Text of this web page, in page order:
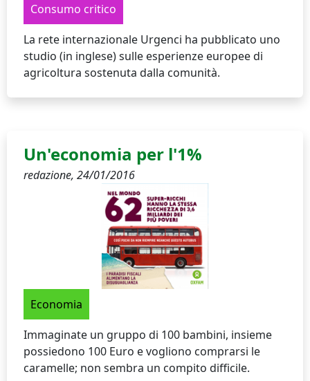
Consumo critico
La rete internazionale Urgenci ha pubblicato uno
studio (in inglese) sulle esperienze europee di
agricoltura sostenuta dalla comunità.
Un'economia per l'1%
redazione, 24/01/2016
Economia
Immaginate un gruppo di 100 bambini, insieme
possiedono 100 Euro e vogliono comprarsi le
caramelle; non sembra un compito difficile.